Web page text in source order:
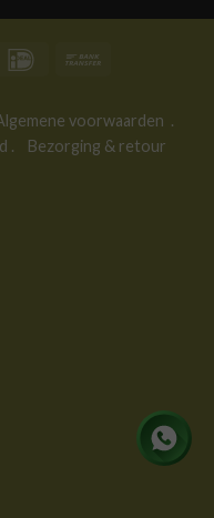
IDeal
voorwaarden .
. Bezorging & retour